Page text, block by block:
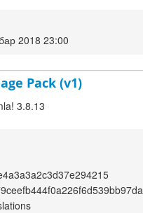
2018 23:00
Pack (v1)
3.8.13